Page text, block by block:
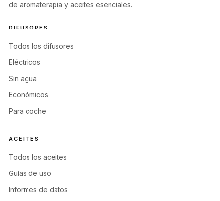
de aromaterapia y aceites esenciales.
DIFUSORES
Todos los difusores
Eléctricos
Sin agua
Económicos
Para coche
ACEITES
Todos los aceites
Guías de uso
Informes de datos